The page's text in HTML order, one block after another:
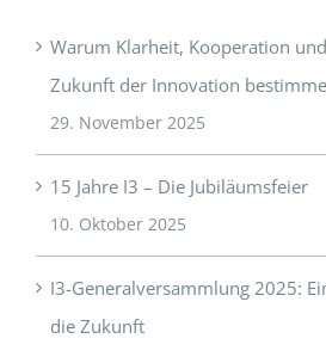
Warum Klarheit, Kooperation
Zukunft der Innovation
29. November 2025
15 Jahre I3 – Die Jubiläumsfeier
10. Oktober 2025
I3-Generalversammlung 2025:
die Zukunft